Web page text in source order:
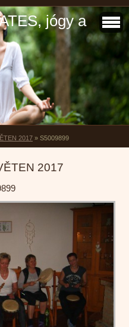
jógy a
2017 » S5009899
2017